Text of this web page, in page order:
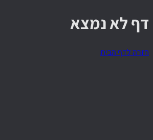
דף לא נמצא
חזרה לדף הבית